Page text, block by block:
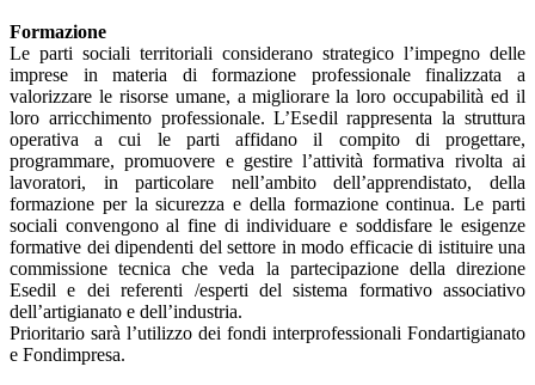
Formazione
Le parti sociali territoriali considerano strategico l’impegno delle
imprese in materia di formazione professionale finalizzata a
valorizzare le risorse umane, a migliorare la loro occupabilità ed il
loro arricchimento professionale. L’Esedil rappresenta la struttura
operativa a cui le parti affidano il compito di progettare,
programmare, promuovere e gestire l’attività formativa rivolta ai
lavoratori, in particolare nell’ambito dell’apprendistato, della
formazione per la sicurezza e della formazione continua. Le parti
sociali convengono al fine di individuare e soddisfare le esigenze
formative dei dipendenti del settore in modo efficacie di istituire una
commissione tecnica che veda la partecipazione della direzione
Esedil e dei referenti /esperti del sistema formativo associativo
dell’artigianato e dell’industria.
Prioritario sarà l’utilizzo dei fondi interprofessionali Fondartigianato
e Fondimpresa.